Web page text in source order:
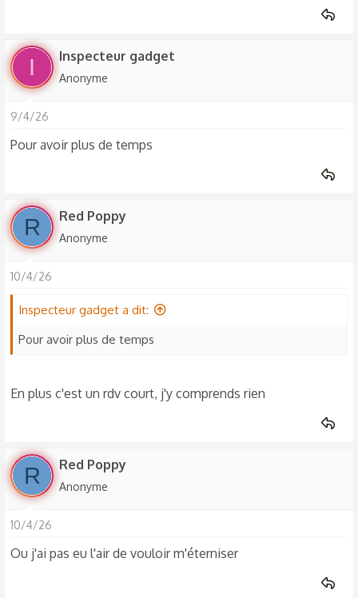
I Inspecteur gadget
Anonyme
9/4/26
Pour avoir plus de temps
R Red Poppy
Anonyme
10/4/26
Inspecteur gadget a dit:
Pour avoir plus de temps
En plus c'est un rdv court, j'y comprends rien
R Red Poppy
Anonyme
10/4/26
Ou j'ai pas eu l'air de vouloir m'éterniser